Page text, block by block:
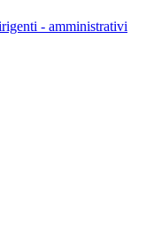
- amministrativi